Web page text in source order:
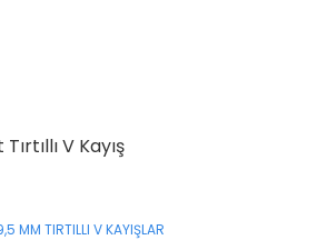
V Kayış
MM TIRTILLI V KAYIŞLAR